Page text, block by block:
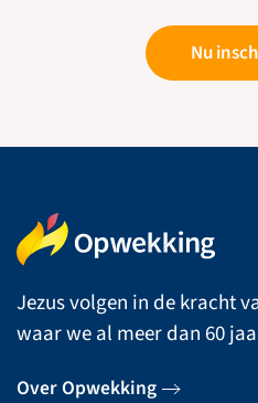
Nu
Jezus volgen in de kracht
waar we al meer dan 60
Over Opwekking